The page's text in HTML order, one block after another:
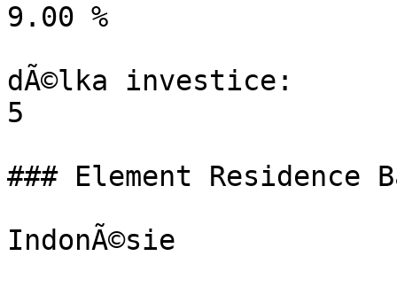
9.00 %
dÃ©lka investice:
5
### Element
IndonÃ©sie